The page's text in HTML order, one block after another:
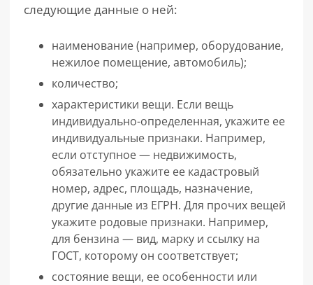
следующие данные о ней:
наименование (например, оборудование,
нежилое помещение, автомобиль);
количество;
характеристики вещи. Если вещь
индивидуально-определенная, укажите ее
индивидуальные признаки. Например,
если отступное — недвижимость,
обязательно укажите ее кадастровый
номер, адрес, площадь, назначение,
другие данные из ЕГРН. Для прочих вещей
укажите родовые признаки. Например,
для бензина — вид, марку и ссылку на
ГОСТ, которому он соответствует;
состояние вещи, ее особенности или